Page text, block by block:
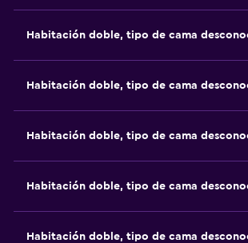
Habitación doble, tipo de cama
Habitación doble, tipo de cama
Habitación doble, tipo de cama
Habitación doble, tipo de cama
Habitación doble, tipo de cama